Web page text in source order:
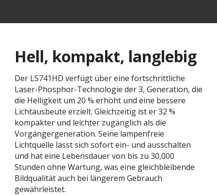
Hell, kompakt, langlebig
Der LS741HD verfügt über eine fortschrittliche
Laser-Phosphor-Technologie der 3, Generation, die
die Helligkeit um 20 % erhöht und eine bessere
Lichtausbeute erzielt. Gleichzeitig ist er 32 %
kompakter und leichter zugänglich als die
Vorgängergeneration. Seine lampenfreie
Lichtquelle lässt sich sofort ein- und ausschalten
und hat eine Lebensdauer von bis zu 30,000
Stunden ohne Wartung, was eine gleichbleibende
Bildqualität auch bei längerem Gebrauch
gewährleistet.